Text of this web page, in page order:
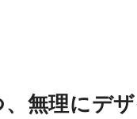
無理にデ